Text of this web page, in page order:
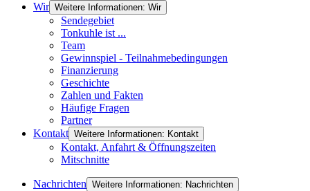
Wir Weitere Informationen: Wir
Sendegebiet
Tonkuhle ist ...
Team
Gewinnspiel - Teilnahmebedingungen
Finanzierung
Geschichte
Zahlen und Fakten
Häufige Fragen
Partner
Kontakt Weitere Informationen: Kontakt
Kontakt, Anfahrt & Öffnungszeiten
Mitschnitte
Nachrichten Weitere Informationen: Nachrichten